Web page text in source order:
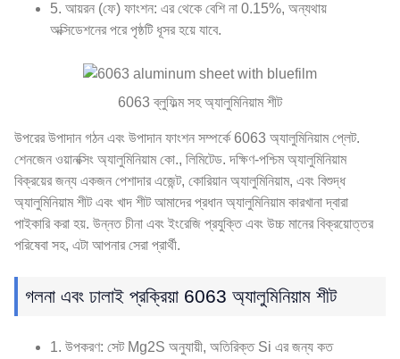
5. আয়রন (ফে) ফাংশন: এর থেকে বেশি না 0.15%, অন্যথায়
অক্সিডেশনের পরে পৃষ্ঠটি ধূসর হয়ে যাবে.
6063 ব্লুফিল্ম সহ অ্যালুমিনিয়াম শীট
উপরের উপাদান গঠন এবং উপাদান ফাংশন সম্পর্কে 6063 অ্যালুমিনিয়াম প্লেট.
শেনজেন ওয়ানক্সিং অ্যালুমিনিয়াম কো., লিমিটেড. দক্ষিণ-পশ্চিম অ্যালুমিনিয়াম
বিক্রয়ের জন্য একজন পেশাদার এজেন্ট, কোরিয়ান অ্যালুমিনিয়াম, এবং বিশুদ্ধ
অ্যালুমিনিয়াম শীট এবং খাদ শীট আমাদের প্রধান অ্যালুমিনিয়াম কারখানা দ্বারা
পাইকারি করা হয়. উন্নত চীনা এবং ইংরেজি প্রযুক্তি এবং উচ্চ মানের বিক্রয়োত্তর
পরিষেবা সহ, এটা আপনার সেরা প্রার্থী.
গলনা এবং ঢালাই প্রক্রিয়া 6063 অ্যালুমিনিয়াম শীট
1. উপকরণ: সেট Mg2S অনুযায়ী, অতিরিক্ত Si এর জন্য কত